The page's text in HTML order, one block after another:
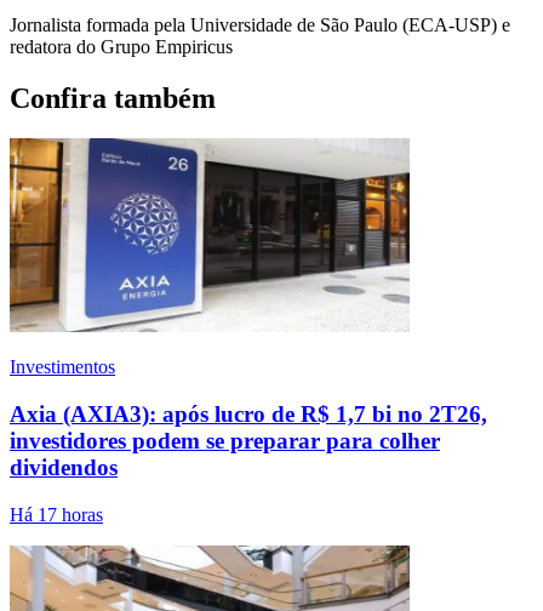
Jornalista formada pela Universidade de São Paulo (ECA-USP) e
redatora do Grupo Empiricus
Confira também
Investimentos
Axia (AXIA3): após lucro de R$ 1,7 bi no 2T26,
investidores podem se preparar para colher
dividendos
Há 17 horas